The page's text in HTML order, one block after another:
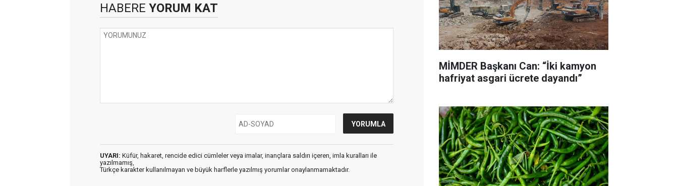
HABERE YORUM KAT
UYARI: Küfür, hakaret, rencide edici cümleler veya imalar, inançlara saldırı içeren, imla kuralları ile
yazılmamış,
Türkçe karakter kullanılmayan ve büyük harflerle yazılmış yorumlar onaylanmamaktadır.
MİMDER Başkanı Can: “İki kamyon
hafriyat asgari ücrete dayandı”